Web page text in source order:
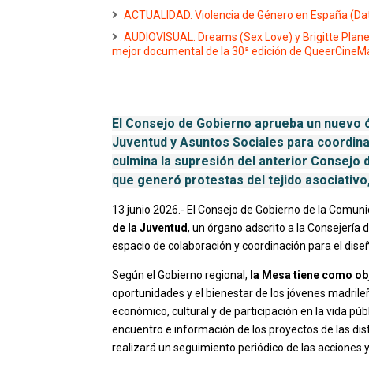
ACTUALIDAD. Violencia de Género en España
AUDIOVISUAL. Dreams (Sex Love) y Brigitte
mejor documental de la 30ª edición de
El Consejo de Gobierno aprueba un
Juventud y Asuntos Sociales para
culmina la supresión del anterior Consejo
que generó protestas del tejido
13 junio 2026.- El Consejo de Gobierno de la
de la Juventud, un órgano adscrito a la Consejería
espacio de colaboración y coordinación para el
Según el Gobierno regional, la Mesa tiene como
oportunidades y el bienestar de los jóvenes
económico, cultural y de participación en la vida
encuentro e información de los proyectos de las
realizará un seguimiento periódico de las acciones